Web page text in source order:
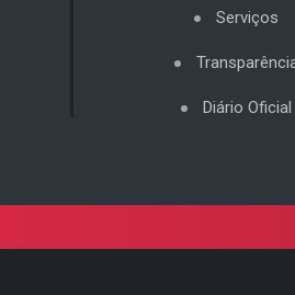
Serviços
Diário Oficial